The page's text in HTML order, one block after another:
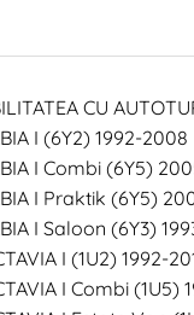
CU
I (6Y2) 1992-2008
I Combi (6Y5)
I Praktik (6Y5)
I Saloon (6Y3)
I (1U2) 1992-
I Combi (1U5)